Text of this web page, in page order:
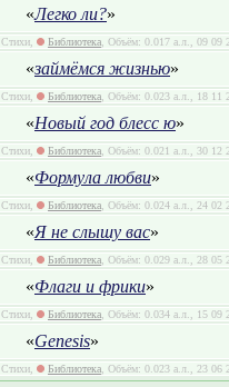
«Легко ли?»
Стихи, Библиотека, Объём: 0.017 а.л., 09 09
«займёмся жизнью»
Стихи, Библиотека, Объём: 0.023 а.л., 18 11
«Новый год блесс ю»
Стихи, Библиотека, Объём: 0.021 а.л., 30 12
«Формула любви»
Стихи, Библиотека, Объём: 0.024 а.л., 24 02
«Я не слышу вас»
Стихи, Библиотека, Объём: 0.029 а.л., 28 05
«Флаги и фрики»
Стихи, Библиотека, Объём: 0.034 а.л., 15 09
«Genesis»
Стихи, Библиотека, Объём: 0.023 а.л., 23 06